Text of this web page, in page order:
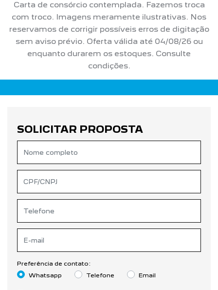
Carta de consórcio contemplada. Fazemos troca
com troco. Imagens meramente ilustrativas. Nos
reservamos de corrigir possíveis erros de digitação
sem aviso prévio. Oferta válida até 04/08/26 ou
enquanto durarem os estoques. Consulte
condições.
SOLICITAR PROPOSTA
Preferência de contato:
Whatsapp
Telefone Email